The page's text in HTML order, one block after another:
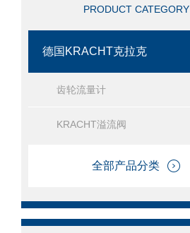
PRODUCT CATEGORY
德国KRACHT克拉克
齿轮流量计
KRACHT溢流阀
全部产品分类